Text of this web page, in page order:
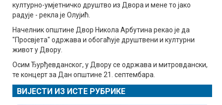
културно-умјетничко друштво из Двора и мене то јако
радује - рекла је Олујић.
Начелник општине Двор Никола Арбутина рекао је да
"Просвјета" одржава и обогаћује друштвени и културни
живот у Двору.
Осим Ђурђевданског, у Двору се одржава и митровдански,
те концерт за Дан општине 21. септембара.
ВИЈЕСТИ ИЗ ИСТЕ РУБРИКЕ